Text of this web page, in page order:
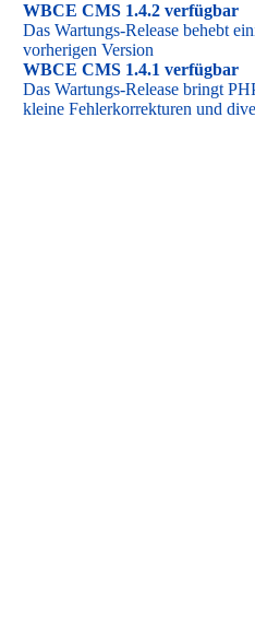
WBCE CMS 1.4.2 verfügbar
Das Wartungs-Release behebt
vorherigen Version
WBCE CMS 1.4.1 verfügbar
Das Wartungs-Release bringt
kleine Fehlerkorrekturen und